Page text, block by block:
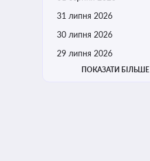
31 липня 2026
30 липня 2026
29 липня 2026
ПОКАЗАТИ БІЛЬШЕ